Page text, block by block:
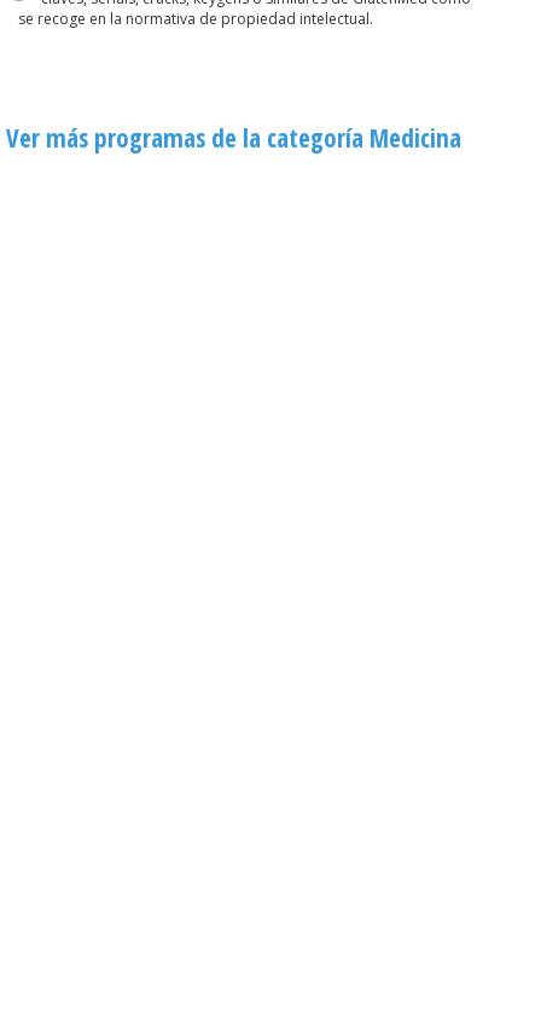
se recoge en la normativa de propiedad intelectual.
Ver más programas de la categoría Medicina